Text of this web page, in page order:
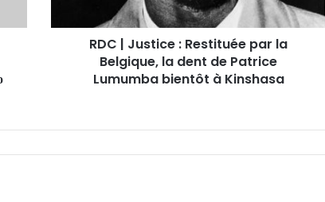
RDC | Justice : Restituée par la
Belgique, la dent de Patrice
Lumumba bientôt à Kinshasa